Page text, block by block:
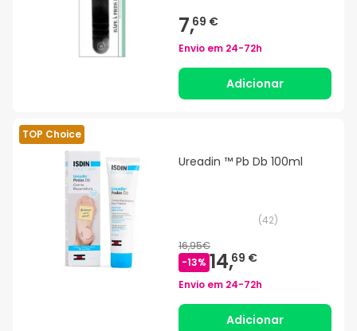
7,69 €
Envio em 24-72h
Adicionar
TOP Choice
Ureadin ™ Pb Db 100ml
(42)
16,95€
-13% 14,69 €
Envio em 24-72h
Adicionar